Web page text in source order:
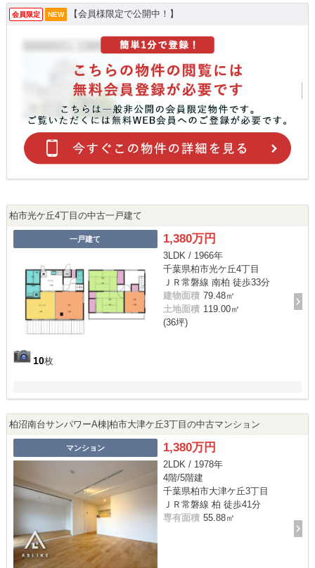
会員限定 NEW 【会員様限定で公開中！】
柏市光ケ丘4丁目の中古一戸建て
一戸建て
10枚
1,380万円
3LDK / 1966年
千葉県柏市光ケ丘4丁目
ＪＲ常磐線 南柏 徒歩33分
建物面積 79.48㎡
土地面積 119.00㎡
(36坪)
柏沼南台サンパワーA棟|柏市大津ケ丘3丁目の中古マンション
マンション 1,380万円
2LDK / 1978年
4階/5階建
千葉県柏市大津ケ丘3丁目
ＪＲ常磐線 柏 徒歩41分
専有面積 55.88㎡